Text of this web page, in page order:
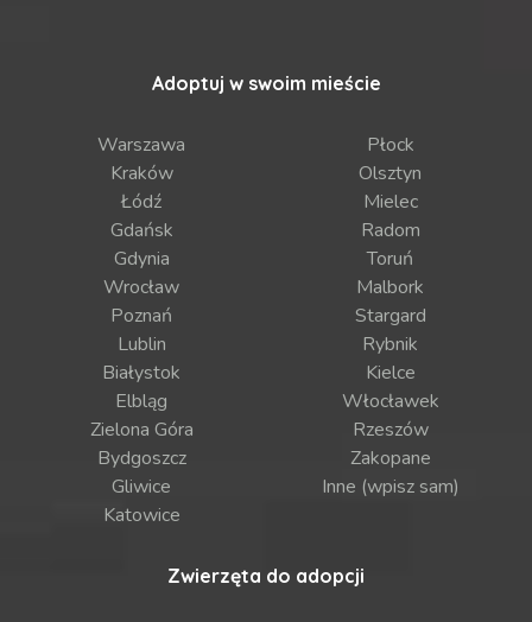
Adoptuj w swoim mieście
Warszawa
Kraków
Łódź
Gdańsk
Gdynia
Wrocław
Poznań
Lublin
Białystok
Elbląg
Zielona Góra
Bydgoszcz
Gliwice
Katowice
Płock
Olsztyn
Mielec
Radom
Toruń
Malbork
Stargard
Rybnik
Kielce
Włocławek
Rzeszów
Zakopane
Inne (wpisz sam)
Zwierzęta do adopcji